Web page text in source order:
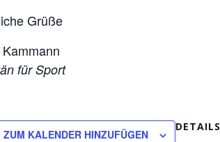
Grüße
für Sport
ZUM KALENDER HINZUFÜGEN
DETAILS